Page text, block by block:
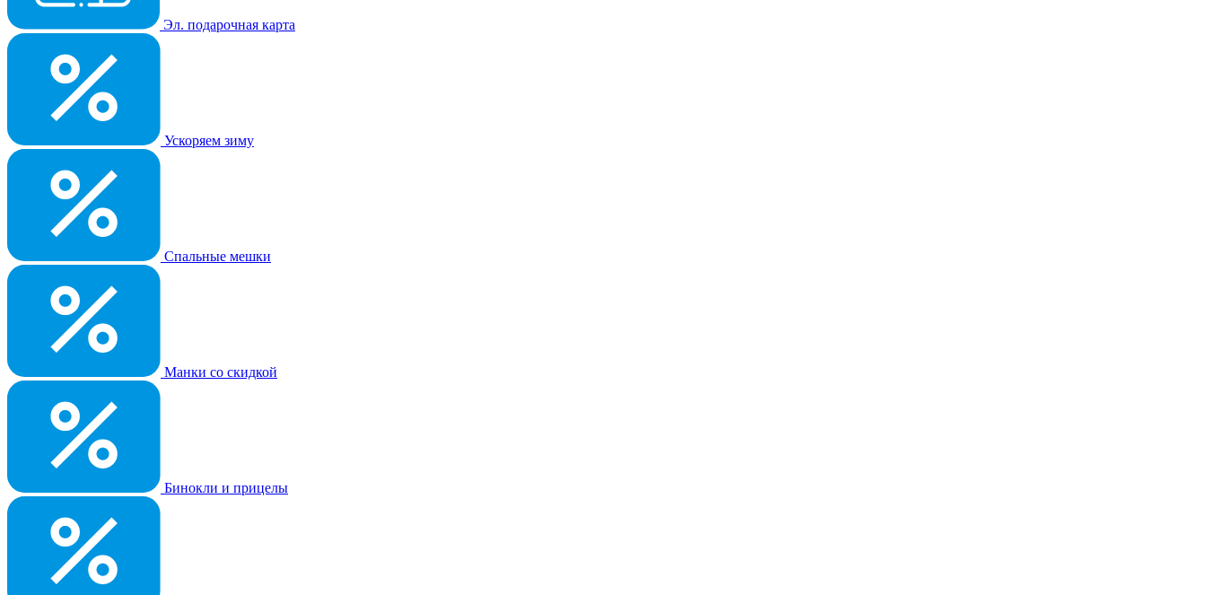
Эл. подарочная карта
Ускоряем зиму
Спальные мешки
Манки со скидкой
Бинокли и прицелы